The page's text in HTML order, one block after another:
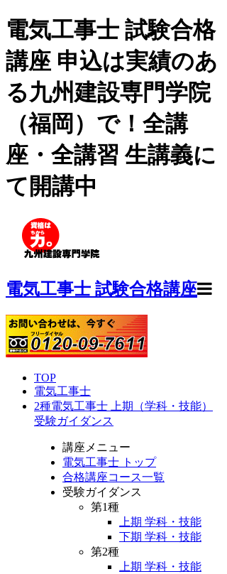
電気工事士 試験合格
講座 申込は実績のあ
る九州建設専門学院
（福岡）で！全講
座・全講習 生講義に
て開講中
電気工事士 試験合格講座
TOP
電気工事士
2種電気工事士 上期（学科・技能）
受験ガイダンス
講座メニュー
電気工事士 トップ
合格講座コース一覧
受験ガイダンス
第1種
上期 学科・技能
下期 学科・技能
第2種
上期 学科・技能